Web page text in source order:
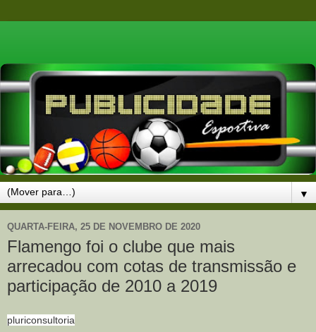
▼
QUARTA-FEIRA, 25 DE NOVEMBRO DE 2020
Flamengo foi o clube que mais
arrecadou com cotas de transmissão e
participação de 2010 a 2019
pluriconsultoria